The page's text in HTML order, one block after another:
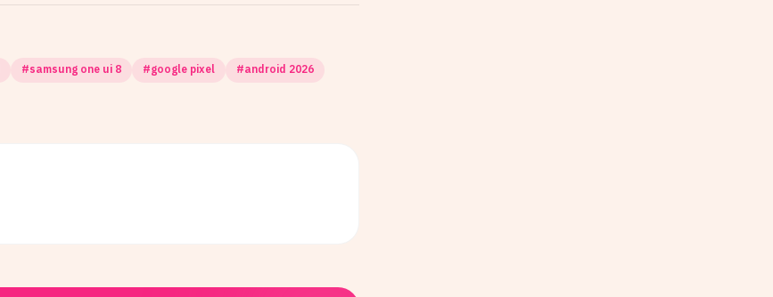
#samsung one ui 8 #google pixel #android 2026